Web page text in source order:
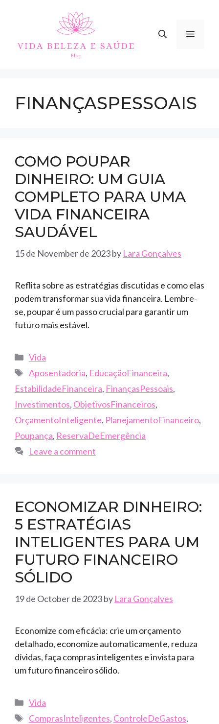
FINANÇASPESSOAIS
COMO POUPAR
DINHEIRO: UM GUIA
COMPLETO PARA UMA
VIDA FINANCEIRA
SAUDÁVEL
15 de November de 2023by Lara Gonçalves
Reflita sobre as estratégias discutidas e como elas
podem transformar sua vida financeira. Lembre-
se, poupar é um passo crucial para garantir um
futuro mais estável.
Categories
Vida
Tags
Aposentadoria, EducaçãoFinanceira,
EstabilidadeFinanceira, FinançasPessoais,
Investimentos, ObjetivosFinanceiros,
OrçamentoInteligente, PlanejamentoFinanceiro,
Poupança, ReservaDeEmergência
Leave a comment
ECONOMIZAR DINHEIRO:
5 ESTRATÉGIAS
INTELIGENTES PARA UM
FUTURO FINANCEIRO
SÓLIDO
19 de October de 2023by Lara Gonçalves
Economize com eficácia: crie um orçamento
detalhado, economize automaticamente, reduza
dívidas, faça compras inteligentes e invista para
um futuro financeiro sólido.
Categories
Vida
Tags
ComprasInteligentes, ControleDeGastos,